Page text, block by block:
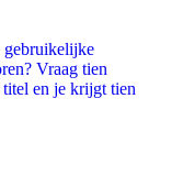
gebruikelijke
Vraag tien
en je krijgt tien